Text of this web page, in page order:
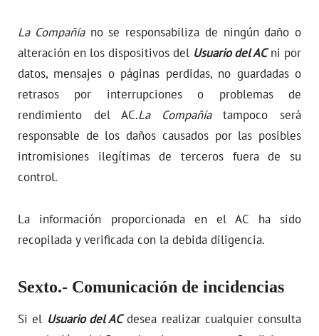
La Compañíano se responsabiliza de ningún daño o
alteración en los dispositivos del Usuario del ACni por
datos, mensajes o páginas perdidas, no guardadas o
retrasos por interrupciones o problemas de
rendimiento del AC.La Compañíatampoco será
responsable de los daños causados por las posibles
intromisiones ilegítimas de terceros fuera de su
control.
La información proporcionada en el AC ha sido
recopilada y verificada con la debida diligencia.
Sexto.- Comunicación de incidencias
Si el Usuario del ACdesea realizar cualquier consulta